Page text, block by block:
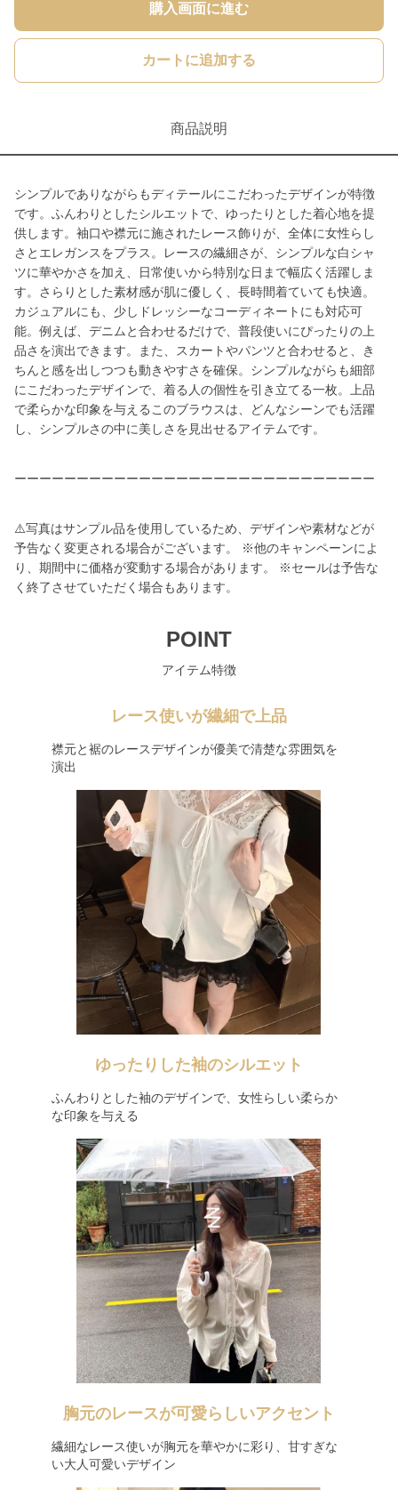
購入画面に進む
カートに追加する
商品説明
シンプルでありながらもディテールにこだわったデザインが特徴
です。ふんわりとしたシルエットで、ゆったりとした着心地を提
供します。袖口や襟元に施されたレース飾りが、全体に女性らし
さとエレガンスをプラス。レースの繊細さが、シンプルな白シャ
ツに華やかさを加え、日常使いから特別な日まで幅広く活躍しま
す。さらりとした素材感が肌に優しく、長時間着ていても快適。
カジュアルにも、少しドレッシーなコーディネートにも対応可
能。例えば、デニムと合わせるだけで、普段使いにぴったりの上
品さを演出できます。また、スカートやパンツと合わせると、き
ちんと感を出しつつも動きやすさを確保。シンプルながらも細部
にこだわったデザインで、着る人の個性を引き立てる一枚。上品
で柔らかな印象を与えるこのブラウスは、どんなシーンでも活躍
し、シンプルさの中に美しさを見出せるアイテムです。
ーーーーーーーーーーーーーーーーーーーーーーーーーーーーー
⚠️写真はサンプル品を使用しているため、デザインや素材などが
予告なく変更される場合がございます。 ※他のキャンペーンによ
り、期間中に価格が変動する場合があります。 ※セールは予告な
く終了させていただく場合もあります。
POINT
アイテム特徴
レース使いが繊細で上品
襟元と裾のレースデザインが優美で清楚な雰囲気を
演出
ゆったりした袖のシルエット
ふんわりとした袖のデザインで、女性らしい柔らか
な印象を与える
胸元のレースが可愛らしいアクセント
繊細なレース使いが胸元を華やかに彩り、甘すぎな
い大人可愛いデザイン